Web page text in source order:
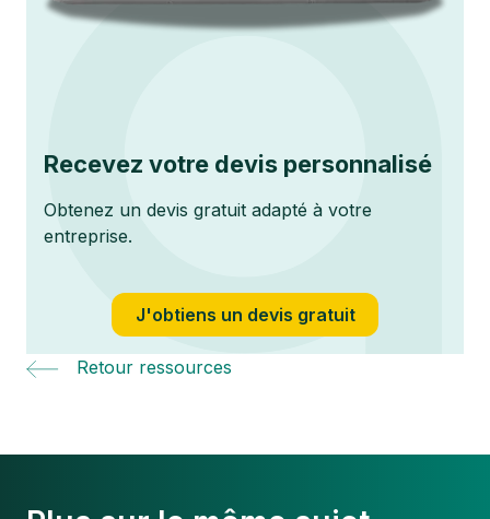
Recevez votre devis personnalisé
Obtenez un devis gratuit adapté à votre
entreprise.
J'obtiens un devis gratuit
Retour ressources